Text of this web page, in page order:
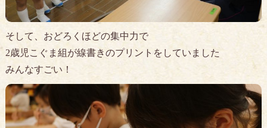
そして、おどろくほどの集中力で
2歳児こぐま組が線書きのプリントをしていました
みんなすごい！